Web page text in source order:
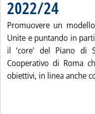
2022/24
Promuovere un
Unite e puntando in
il ‘core' del Piano di
Cooperativo di Roma
obiettivi, in linea anche